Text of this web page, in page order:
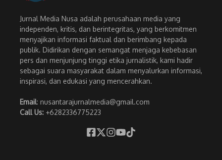
Jurnal Media Nusa adalah perusahaan media yang
independen, kritis, dan berintegritas, yang berkomitmen
menyajikan informasi faktual dan berimbang kepada
publik. Didirikan dengan semangat menjaga kebebasan
pers dan menjunjung tinggi etika jurnalistik, kami hadir
sebagai suara masyarakat dalam menyalurkan informasi,
inspirasi, dan edukasi yang mencerahkan.
Email: nusantarajurnalmedia@gmail.com
Call Us: +6282336775223